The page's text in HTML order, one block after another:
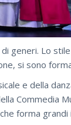
generi. Lo
si sono
e della
Commedia
forma